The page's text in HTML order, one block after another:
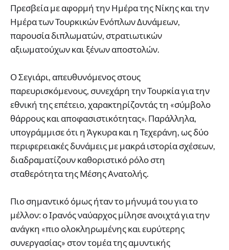
Πρεσβεία με αφορμή την Ημέρα της Νίκης και την
Ημέρα των Τουρκικών Ενόπλων Δυνάμεων,
παρουσία διπλωματών, στρατιωτικών
αξιωματούχων και ξένων αποστολών.
Ο Σεγιάρι, απευθυνόμενος στους
παρευρισκόμενους, συνεχάρη την Τουρκία για την
εθνική της επέτειο, χαρακτηρίζοντάς τη «σύμβολο
θάρρους και αποφασιστικότητας». Παράλληλα,
υπογράμμισε ότι η Άγκυρα και η Τεχεράνη, ως δύο
περιφερειακές δυνάμεις με μακρά ιστορία σχέσεων,
διαδραματίζουν καθοριστικό ρόλο στη
σταθερότητα της Μέσης Ανατολής.
Πιο σημαντικό όμως ήταν το μήνυμά του για το
μέλλον: ο Ιρανός ναύαρχος μίλησε ανοιχτά για την
ανάγκη «πιο ολοκληρωμένης και ευρύτερης
συνεργασίας» στον τομέα της αμυντικής